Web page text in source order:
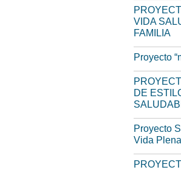
VIDA
FAMILIA
Proyecto
DE
Proyecto
Vida Plena